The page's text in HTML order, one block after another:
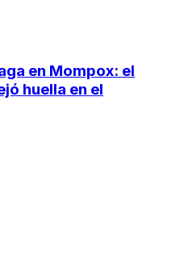
en Mompox: el
huella en el